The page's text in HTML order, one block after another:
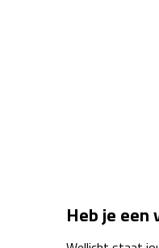
Heb je een